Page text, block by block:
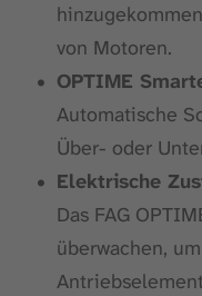
von Motoren.
OPTIME
Automatische
Über- oder
Elektrische
Das FAG
überwachen,